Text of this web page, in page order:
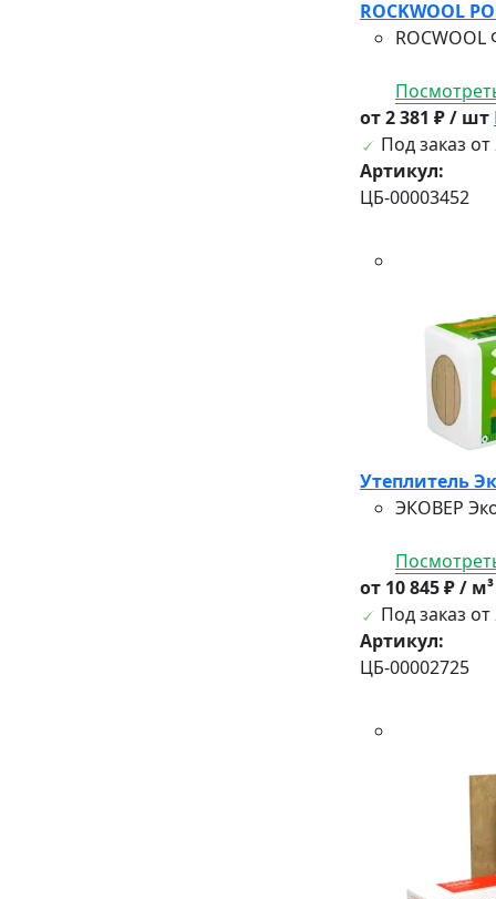
ROCKWOOL
от 2 381 ₽ / шт
Под заказ от
Артикул:
ЦБ-00003452
Утеплитель
ЭКОВЕР
от 10 845 ₽ /
Под заказ от
Артикул:
ЦБ-00002725